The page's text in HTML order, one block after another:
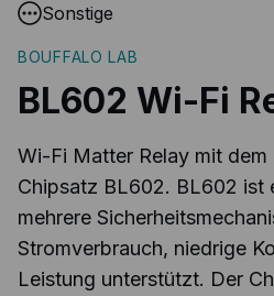
Sonstige
BOUFFALO LAB
BL602 Wi-Fi
Wi-Fi Matter Relay mit
Chipsatz BL602. BL602 ist
mehrere
Stromverbrauch, niedrige
Leistung unterstützt. Der